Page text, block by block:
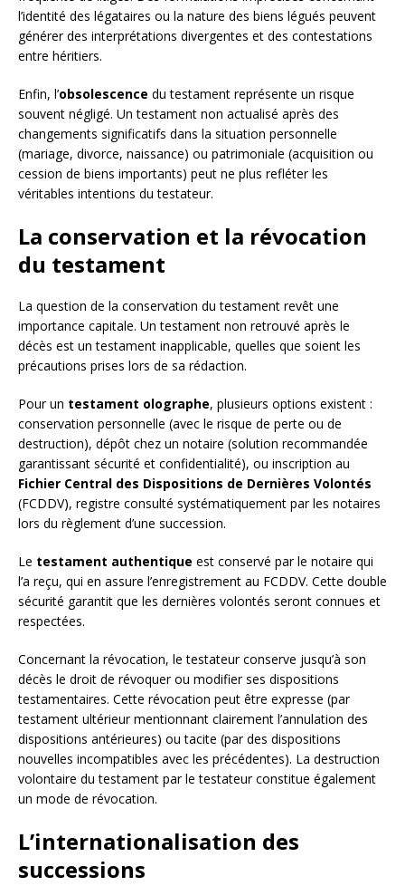
l’identité des légataires ou la nature des biens légués peuvent
générer des interprétations divergentes et des contestations
entre héritiers.
Enfin, l’obsolescence du testament représente un risque
souvent négligé. Un testament non actualisé après des
changements significatifs dans la situation personnelle
(mariage, divorce, naissance) ou patrimoniale (acquisition ou
cession de biens importants) peut ne plus refléter les
véritables intentions du testateur.
La conservation et la révocation
du testament
La question de la conservation du testament revêt une
importance capitale. Un testament non retrouvé après le
décès est un testament inapplicable, quelles que soient les
précautions prises lors de sa rédaction.
Pour un testament olographe, plusieurs options existent :
conservation personnelle (avec le risque de perte ou de
destruction), dépôt chez un notaire (solution recommandée
garantissant sécurité et confidentialité), ou inscription au
Fichier Central des Dispositions de Dernières Volontés
(FCDDV), registre consulté systématiquement par les notaires
lors du règlement d’une succession.
Le testament authentique est conservé par le notaire qui
l’a reçu, qui en assure l’enregistrement au FCDDV. Cette double
sécurité garantit que les dernières volontés seront connues et
respectées.
Concernant la révocation, le testateur conserve jusqu’à son
décès le droit de révoquer ou modifier ses dispositions
testamentaires. Cette révocation peut être expresse (par
testament ultérieur mentionnant clairement l’annulation des
dispositions antérieures) ou tacite (par des dispositions
nouvelles incompatibles avec les précédentes). La destruction
volontaire du testament par le testateur constitue également
un mode de révocation.
L’internationalisation des
successions